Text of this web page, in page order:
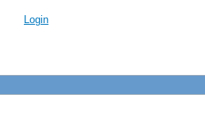
Login